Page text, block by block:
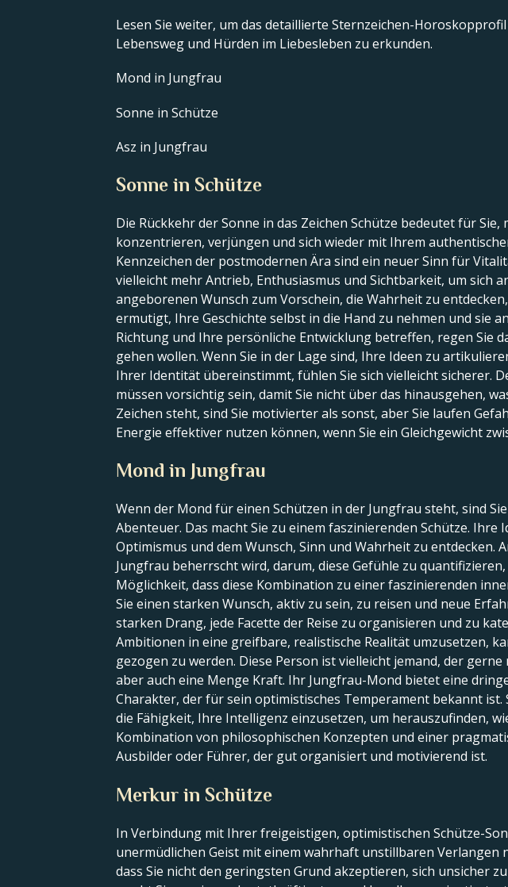
Lesen Sie weiter, um das detaillierte Sternzeichen-
Lebensweg und Hürden im Liebesleben zu erkunden.
Mond in Jungfrau
Sonne in Schütze
Asz in Jungfrau
Sonne in Schütze
Die Rückkehr der Sonne in das Zeichen Schütze bedeutet für
konzentrieren, verjüngen und sich wieder mit Ihrem
Kennzeichen der postmodernen Ära sind ein neuer Sinn für
vielleicht mehr Antrieb, Enthusiasmus und Sichtbarkeit, um sich
angeborenen Wunsch zum Vorschein, die Wahrheit zu
ermutigt, Ihre Geschichte selbst in die Hand zu nehmen und sie
Richtung und Ihre persönliche Entwicklung betreffen, regen Sie
gehen wollen. Wenn Sie in der Lage sind, Ihre Ideen zu
Ihrer Identität übereinstimmt, fühlen Sie sich vielleicht sicherer.
müssen vorsichtig sein, damit Sie nicht über das hinausgehen,
Zeichen steht, sind Sie motivierter als sonst, aber Sie laufen
Energie effektiver nutzen können, wenn Sie ein Gleichgewicht
Mond in Jungfrau
Wenn der Mond für einen Schützen in der Jungfrau steht, sind
Abenteuer. Das macht Sie zu einem faszinierenden Schütze.
Optimismus und dem Wunsch, Sinn und Wahrheit zu
Jungfrau beherrscht wird, darum, diese Gefühle zu
Möglichkeit, dass diese Kombination zu einer faszinierenden
Sie einen starken Wunsch, aktiv zu sein, zu reisen und neue
starken Drang, jede Facette der Reise zu organisieren und zu
Ambitionen in eine greifbare, realistische Realität umzusetzen,
gezogen zu werden. Diese Person ist vielleicht jemand, der
aber auch eine Menge Kraft. Ihr Jungfrau-Mond bietet eine
Charakter, der für sein optimistisches Temperament bekannt
die Fähigkeit, Ihre Intelligenz einzusetzen, um herauszufinden,
Kombination von philosophischen Konzepten und einer
Ausbilder oder Führer, der gut organisiert und motivierend ist.
Merkur in Schütze
In Verbindung mit Ihrer freigeistigen, optimistischen Schütze-
unermüdlichen Geist mit einem wahrhaft unstillbaren Verlangen
dass Sie nicht den geringsten Grund akzeptieren, sich unsicher